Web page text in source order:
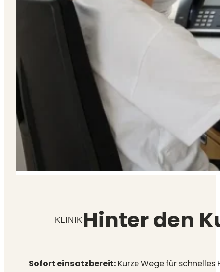
KLINIK Hinter den
Sofort einsatzbereit:Kurze Wege für schnelles